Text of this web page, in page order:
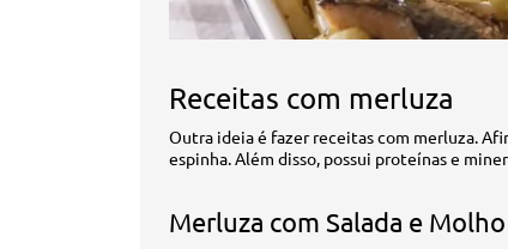
Receitas com merluza
Outra ideia é fazer receitas com merluza.
espinha. Além disso, possui proteínas e
Merluza com Salada e